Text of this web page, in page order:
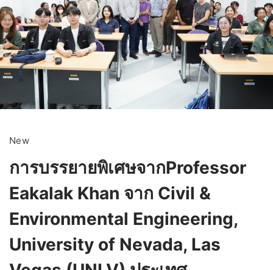
New
การบรรยายพิเศษจากProfessor
Eakalak Khan จาก Civil &
Environmental Engineering,
University of Nevada, Las